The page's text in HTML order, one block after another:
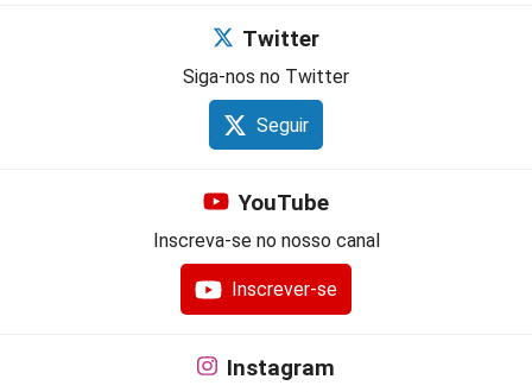
Twitter
Siga-nos no Twitter
Seguir
YouTube
Inscreva-se no nosso canal
Inscrever-se
Instagram